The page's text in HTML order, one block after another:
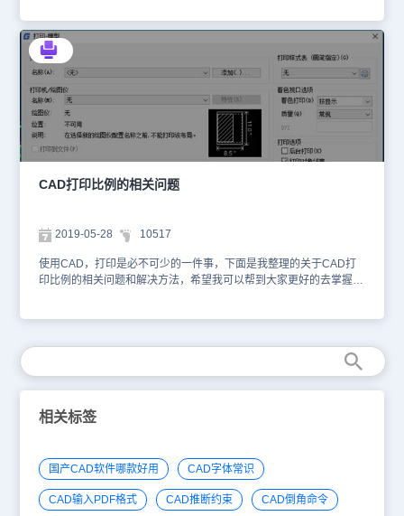
局2”选项卡上按以上方法可以设置A3图纸的打印。右击“模型”或“布
局”按钮可以新建布局。同理可以设置A2、A1、A0等的打印格式。
另外需要注意，布局空间里面，白色虚拟纸张上有用虚线，一般虚
线框内都是可以cad打印的，框外是不打印意思，但可能纸张摆放有
变化，细节需要重新设置，主要是边线设置注意。 还有，对设置好
的打印模式，如果想更改打印机，则需要重新修改标准图纸尺寸（可
打印区域），其他不变。主要注意打印比例设置养成好的习惯。
注的标注全局比例等地方不同。当然，以上情况是针对同一比例的图
都放到同一个图框中出图的情况。对于不同比例的图要放到一个图框
中时，稍微有一点不同。我们以一张1:100平面图中要放一张1:20的
节点大样来举例。首先确定1:100为这张图中的主打比例，1:100的平
面图按照以上方法绘制完毕，1:20的节点大样，也按照上述方法绘制
好，并修改好各个设置。当发现要将其并入1:100的图中出图时，把
1:20的节点拷贝一份到1:100的图框内，Scale5倍，然后需要修改两
样东西。一是线性比例，二是标注中的两个参数。其中之一是标注全
局比例改为1:100（即主打比例），第二是标注线性比例，改为0.2。
其要和其他不同比例的图纸放在一起，上面的有些顺序可以调整，可
明。我们在进行一个方案设计时，到了整理出图阶段，就要注意比例
的，现在也常用A2的了（即两个竖版A3拼）。在确定了最终出图比
例后，我们要预估一下大概的出图比例，然后按照打印出来的字高为
第一张画得差不多的图打出来看看，确认没问题后，再继续其他图纸
的整理完善。图纸全部整理完毕，套好图框，交给打印公司—OK。
在使用CAD打印比例功能的时候，大家需要注意以上我们提及的问
题，同时，除了打印比例，图纸空间对打印比例的设置也有很大的帮
助哦。
设置成100是一样的,标注也一样,所以标注和图框要保持一个比例,才
能保证打印出来的字体的大小)。同理:你要是想在1:100的图框里插入
1:10的图形,那就要把1:10的图形放大10倍。此时要注意你1:10的字
体高度也要相应的放大10倍。可以做成块再放大打印浩辰CAD图纸
应注意的6个问题使用 浩辰CAD 绘图软件输出图形时, 经常会碰到一
些意想不到的问题, 如打印图形不完整、线丢失、图线浅淡等,这些问
题严重影响图面质量,甚至使打印不能正常进行, 在有关书籍中很少有
这方面的论述。研究这些问题产生的原因,找到解决办法,就能顺利的
CAD 有 2 种显示卡: 模型卡和布局卡。虽然都可打印出图, 但布局卡
不同视口可显示不同的投影方向,不同的比例。所有视口的内容同时
然也能设置多个视口,但每次只能打印 1个视口的内容。这是布局卡与
模型卡的主要区别。2.图形布局创建浮动视口可选主菜单“视图/视口/
辰CAD 的基本图元,进入布局卡, 系统便自动建立 1 个矩形视口, 可以
详细介绍，想必大家对绘图比例和打印比例有了一定的了解。安装浩
辰CAD软件试试吧。更多CAD教程技巧，可关注浩辰CAD官网进行
备用A3的图框，那么A3的图框测量尺寸是多少呢？答案是
420*297，也可以是4200*2970为什么呢？此刻，你有三种选择：A:
你在当前新图中插如了一个420*297的图框?，为方便绘图需要把：
输入命令dimstyle/主单位/比例因子设置为10， 输入命令ltscale设置
为0.1B:你在当前新图中插入了一个4200*2970的图框?，此时无需进
行设置直接绘图了C:你在当前新图中插入了一个420*297的图框，先
用命令scale把图框放大10倍，此时无需进行设置直接绘图了记住：1
无论你哪种方式，在图框的比例中请标注1:10，因为这里的比例是指
你打印到A3纸质上的比例，而且是A3的纸质纸。 2 无论cad中图框
中测量值是多少，和打印成纸质文件尺寸没有必然的关系，一个电子
cad文档，可以铺满打印到任何尺寸的纸张文件上，只不过打印在小
的图纸，打印成了A3纸质文件，施工人员通过手里的卷尺量一个线
段是10mm，比例尺是1:10，他知道这个线实际是100mm。如果你
的打印机里装的不是A3的图纸，装的A4的纸，整张图也可以通过布
满打印的，那么施工人员拿着这个A4的图纸，在现场是如何看呢？
问题的解决方案了，希望大家在阅读之后可以很好的解决你所遇见的
CAD打印比例的相关问题
2019-05-28 10517
使用CAD，打印是必不可少的一件事，下面是我整理的关于CAD打
印比例的相关问题和解决方法，希望我可以帮到大家更好的去掌握
寸就是100厘米，也就是1米；【然后】关于在CAD中绘图的问题：
其实，无论你是1比多少，你画CAD的时候都是按照真正的尺寸去绘
制的，譬如说你画2500长的墙身，那么CAD文件中就画2500，你画
350的柜那么CAD中就画350.【那么，究竟是怎么样实现了这个“比
例”的呢？】其实是这样子的：你CAD中全部东西都按照真正的尺寸
去绘制，然后，你要放进一个“图纸框”里面，但是，这个图纸框是经
图框的大小就是这样得来的“把A3纸的尺寸乘以100倍”，然后，你把
绘制的东西放进了这个A3的100倍的图纸框里面，然后进行打印。但
是，其实，打印的时候实际还是用A3去打印的，这时，你的图的内
容就相当于缩小了100倍，但是，你图里面的尺寸标注内容还是没有
相关标签
国产CAD软件哪款好用 CAD字体常识
CAD输入PDF格式 CAD推断约束 CAD倒角命令